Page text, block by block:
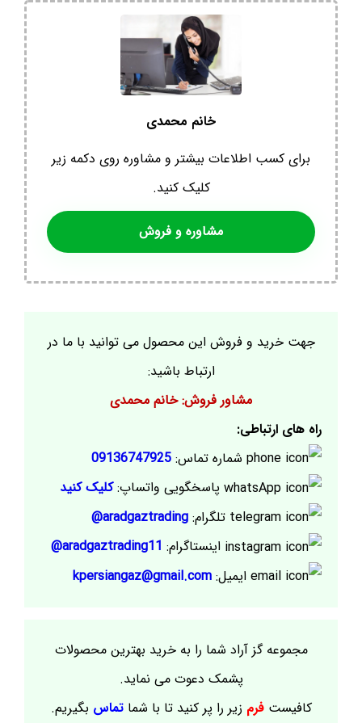
خانم محمدی
برای کسب اطلاعات بیشتر و مشاوره روی دکمه زیر
کلیک کنید.
مشاوره و فروش
جهت خرید و فروش این محصول می توانید با ما در
ارتباط باشید:
مشاور فروش: خانم محمدی
راه های ارتباطی:
شماره تماس: 09136747925
پاسخگویی واتساپ:کلیک کنید
تلگرام: aradgaztrading@
اینستاگرام: aradgaztrading11@
ایمیل: kpersiangaz@gmail.com
مجموعه گز آراد شما را به خرید بهترین محصولات
پشمک دعوت می نماید.
کافیستفرم زیر را پر کنید تا با شماتماس بگیریم.